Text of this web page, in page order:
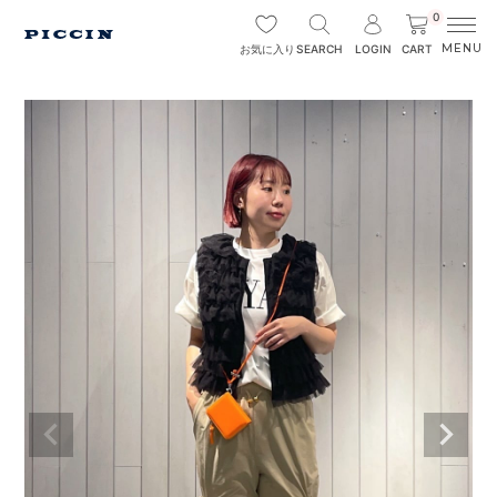
お気に入り SEARCH LOGIN
0
CART